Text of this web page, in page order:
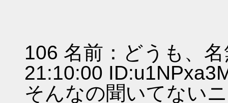
106 名前：どうも、
21:10:00
そんなの聞いてない